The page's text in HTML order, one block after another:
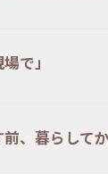
で」
、暮らしてか